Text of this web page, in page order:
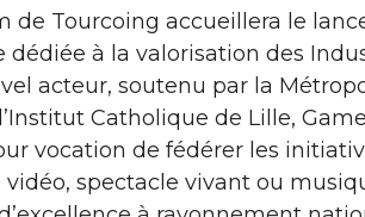
de Tourcoing accueillera le
dédiée à la valorisation des
acteur, soutenu par la
Catholique de Lille,
vocation de fédérer les
vidéo, spectacle vivant ou